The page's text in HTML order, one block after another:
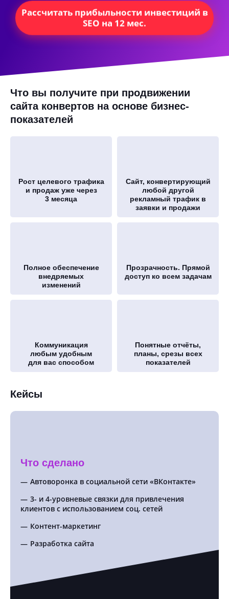
Рассчитать прибыльности инвестиций в
SEO на 12 мес.
Что вы получите при продвижении
сайта конвертов на основе бизнес-
показателей
Рост целевого трафика
и продаж уже через
3 месяца
Cайт, конвертирующий
любой другой
рекламный трафик в
заявки и продажи
Полное обеспечение
внедряемых
изменений
Прозрачность. Прямой
доступ ко всем задачам
Коммуникация
любым удобным
для вас способом
Понятные отчёты,
планы, срезы всех
показателей
Кейсы
Что сделано
Автоворонка в социальной сети «ВКонтакте»
3- и 4-уровневые связки для привлечения
клиентов с использованием соц. сетей
Контент-маркетинг
Разработка сайта